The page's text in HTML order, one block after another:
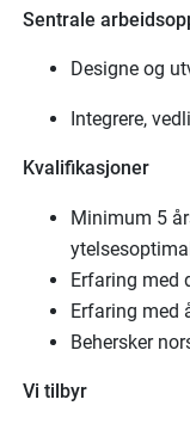
Sentrale
Designe og
Integrere,
Kvalifikasjoner
Minimum 5
Erfaring med
Erfaring med
Behersker
Vi tilbyr